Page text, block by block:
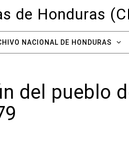
de Honduras
NACIONAL DE HONDURAS
del pueblo